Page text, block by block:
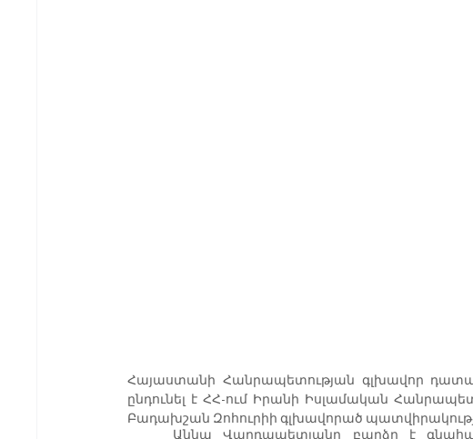
Հայաստանի Հանրապետության գլխավոր
ընդունել է ՀՀ-ում Իրանի Իսլամական
Բադախշան Զոհուրիի գլխավորած